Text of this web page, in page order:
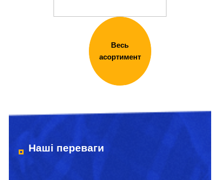
Весь
асортимент
Наші переваги